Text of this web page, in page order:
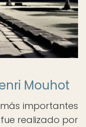
Mouhot
importantes
realizado por